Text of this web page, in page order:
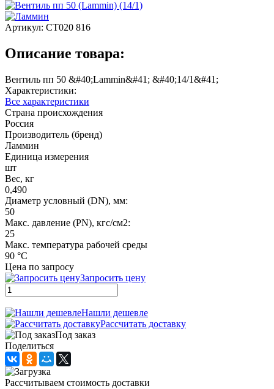
Артикул: СТ020 816
Описание товара:
Вентиль пп 50 &#40;Lammin&#41; &#40;14/1&#41;
Характеристики:
Все характеристики
Страна происхождения
Россия
Производитель (бренд)
Ламмин
Единица измерения
шт
Вес, кг
0,490
Диаметр условный (DN), мм:
50
Макс. давление (PN), кгс/см2:
25
Макс. температура рабочей среды
90 °C
Цена по запросу
Запросить цену
Нашли дешевле
Рассчитать доставку
Под заказ
Поделиться
Рассчитываем стоимость доставки